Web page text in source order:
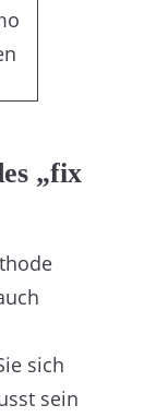
„fix
sich
sein